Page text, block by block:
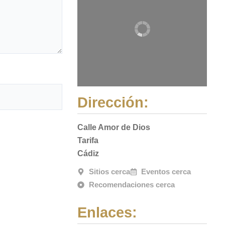
Dirección:
Calle Amor de Dios
Tarifa
Cádiz
Sitios cerca
Eventos cerca
Recomendaciones cerca
Enlaces: